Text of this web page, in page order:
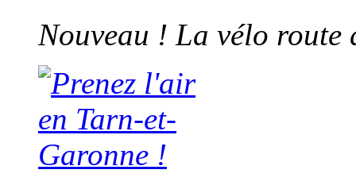
Nouveau ! La vélo route